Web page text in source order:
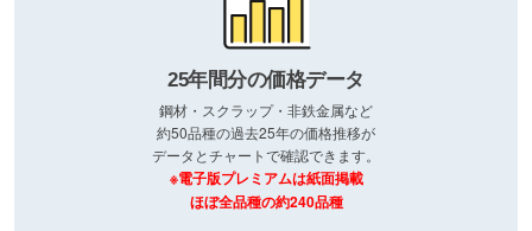
25年間分の価格データ
鋼材・スクラップ・非鉄金属など
約50品種の過去25年の価格推移が
データとチャートで確認できます。
※電子版プレミアムは紙面掲載
ほぼ全品種の約240品種